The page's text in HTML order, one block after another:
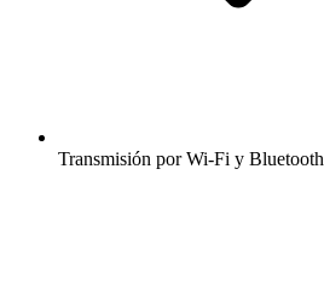
Transmisión por Wi-Fi y Bluetooth